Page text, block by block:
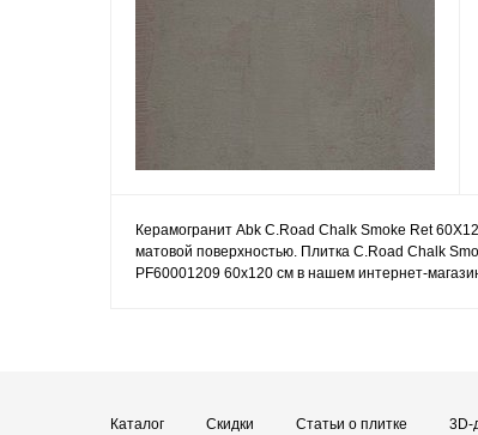
Керамогранит Abk C.Road Chalk Smoke Ret
матовой поверхностью. Плитка C.Road Chalk
PF60001209 60x120 см в нашем интернет-
Каталог Скидки Статьи о плитке 3D-